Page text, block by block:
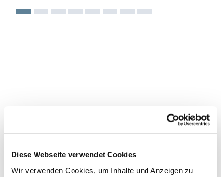
Diese Webseite verwendet Cookies
Wir verwenden Cookies, um Inhalte und Anzeigen zu